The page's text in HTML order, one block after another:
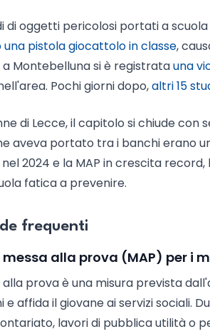
di oggetti pericolosi portati a
pistola giocattolo in classe,
Montebelluna si è registratauna
Pochi giorni dopo,altri 15
di Lecce, il capitolo si chiude
aveva portato tra i banchi erano
2024 e la MAP in crescita
fatica a prevenire.
frequenti
messa alla prova (MAP) per i
alla prova è una misura prevista
e affida il giovane ai servizi sociali.
lavori di pubblica utilità o